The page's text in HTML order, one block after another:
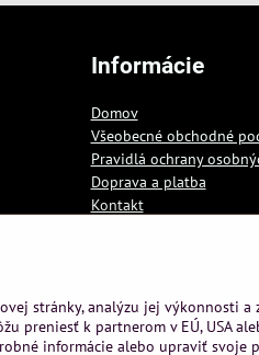
Informácie
Domov
Všeobecné obchodné
Pravidlá ochrany
Doprava a platba
Kontakt
stránky, analýzu jej výkonnosti
preniesť k partnerom v EÚ, USA
informácie alebo upraviť svoje